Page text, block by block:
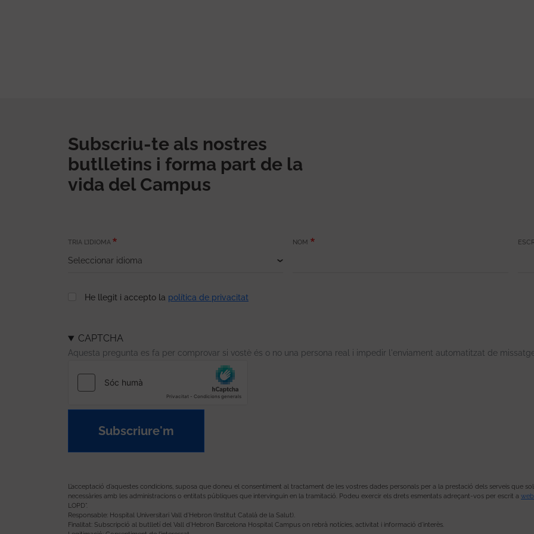
Subscriu-te als nostres
butlletins i forma part de la
vida del Campus
TRIA L’IDIOMA NOM
He llegit i accepto la política de privacitat
CAPTCHA
Aquesta pregunta es fa per comprovar si vostè és o no una persona real i impedir l'enviament automatitzat de
Subscriure'm
L’acceptació d’aquestes condicions, suposa que doneu el consentiment al tractament de les vostres dades personals per a la prestació dels serveis que
necessàries amb les administracions o entitats públiques que intervinguin en la tramitació. Podeu exercir els drets esmentats adreçant-vos per escrit a
LOPD”.
Responsable: Hospital Universitari Vall d’Hebron (Institut Català de la Salut).
Finalitat: Subscripció al butlletí del Vall d’Hebron Barcelona Hospital Campus on rebrà notícies, activitat i informació d’interès.